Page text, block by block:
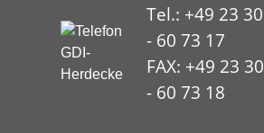
Tel.: +49 23 30
- 60 73 17
FAX: +49 23 30
- 60 73 18